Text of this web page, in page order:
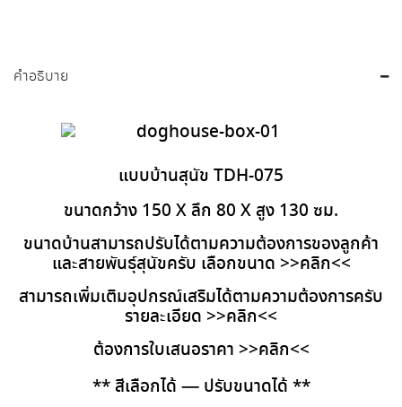
คำอธิบาย
แบบบ้านสุนัข TDH-075
ขนาดกว้าง 150 X ลึก 80 X สูง 130 ซม.
ขนาดบ้านสามารถปรับได้ตามความต้องการของลูกค้า
และสายพันธุ์สุนัขครับ เลือกขนาด >>คลิก<<
สามารถเพิ่มเติมอุปกรณ์เสริมได้ตามความต้องการครับ
รายละเอียด >>คลิก<<
ต้องการใบเสนอราคา >>คลิก<<
** สีเลือกได้ — ปรับขนาดได้ **